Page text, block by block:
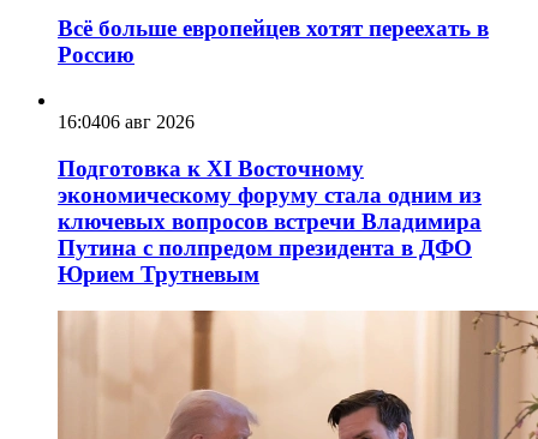
Всё больше европейцев хотят переехать в
Россию
16:0406 авг 2026
Подготовка к XI Восточному
экономическому форуму стала одним из
ключевых вопросов встречи Владимира
Путина с полпредом президента в ДФО
Юрием Трутневым